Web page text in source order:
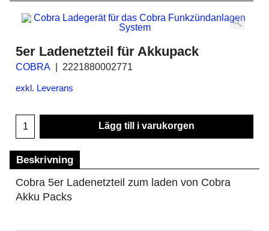
5er Ladenetzteil für Akkupack
COBRA 2221880002771
exkl. Leverans
Lägg till i varukorgen
Beskrivning
Cobra 5er Ladenetzteil zum laden von Cobra
Akku Packs